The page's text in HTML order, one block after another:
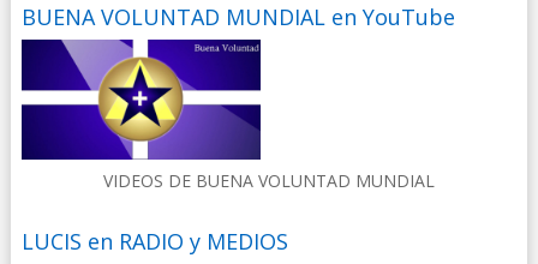
BUENA VOLUNTAD MUNDIAL en YouTube
VIDEOS DE BUENA VOLUNTAD MUNDIAL
LUCIS en RADIO y MEDIOS